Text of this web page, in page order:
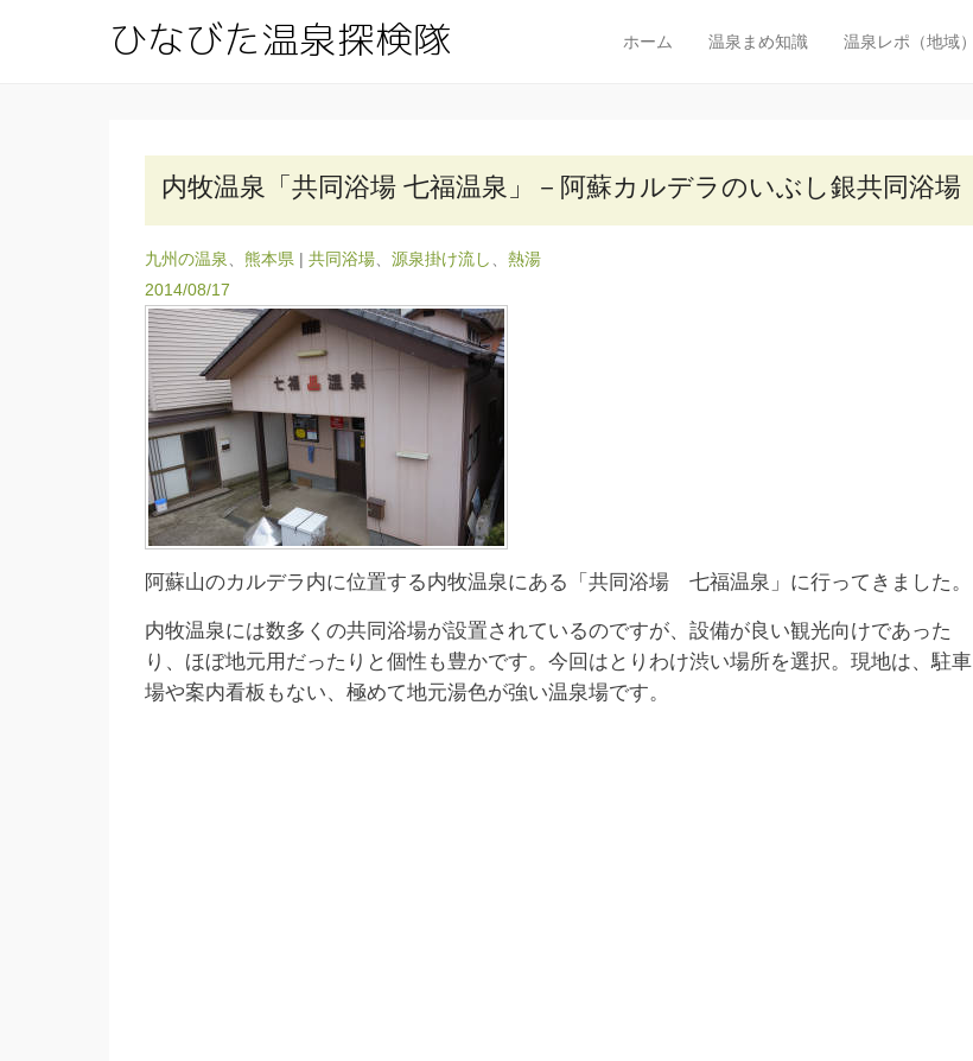
ひなびた温泉探検隊
メインメニュー
コンテンツへスキップ
ホーム 温泉まめ知識 温泉レポ（地域）
内牧温泉「共同浴場 七福温泉」－阿蘇カルデラのいぶし銀共同浴場
九州の温泉 熊本県 | 共同浴場 源泉掛け流し
熱湯
2014/08/17
阿蘇山のカルデラ内に位置する内牧温泉にある「共同浴場 七福温泉」に行ってきました。
内牧温泉には数多くの共同浴場が設置されているのですが、設備が良い観光向けであった
り、ほぼ地元用だったりと個性も豊かです。今回はとりわけ渋い場所を選択。現地は、駐車
場や案内看板もない、極めて地元湯色が強い温泉場です。